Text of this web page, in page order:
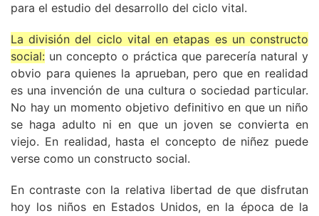
para el estudio del desarrollo del ciclo vital.
La división del ciclo vital en etapas es un constructo
social: un concepto o práctica que parecería natural y
obvio para quienes la aprueban, pero que en realidad
es una invención de una cultura o sociedad particular.
No hay un momento objetivo definitivo en que un niño
se haga adulto ni en que un joven se convierta en
viejo. En realidad, hasta el concepto de niñez puede
verse como un constructo social.
En contraste con la relativa libertad de que disfrutan
hoy los niños en Estados Unidos, en la época de la